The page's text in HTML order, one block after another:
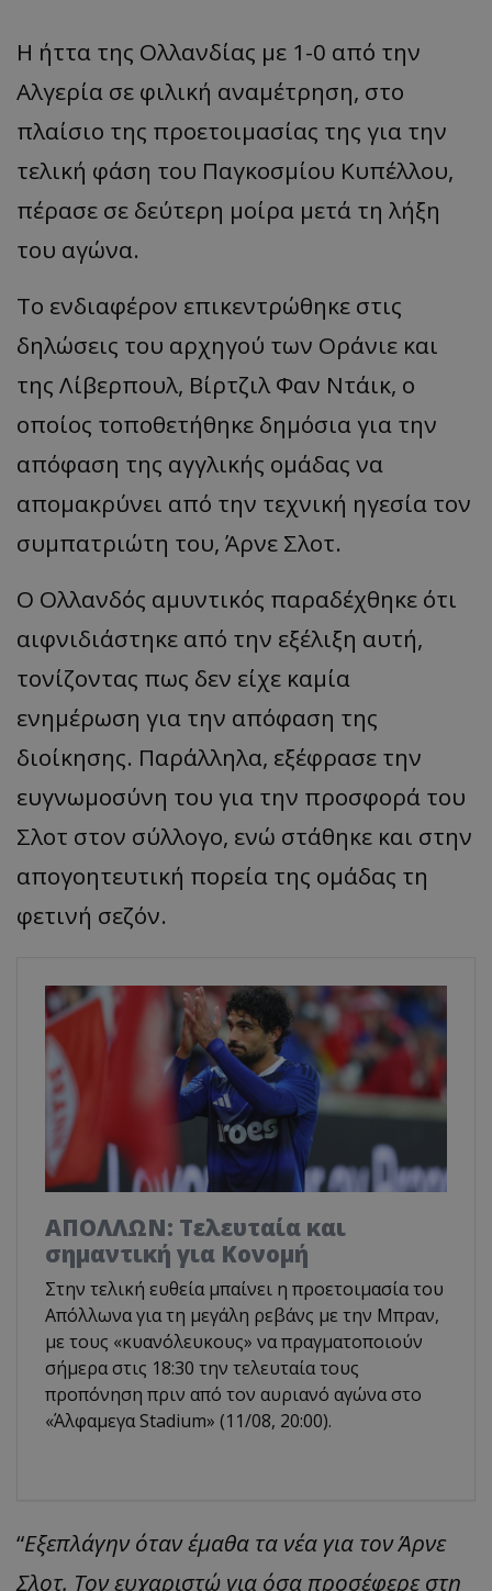
Η ήττα της Ολλανδίας με 1-0 από την
Αλγερία σε φιλική αναμέτρηση, στο
πλαίσιο της προετοιμασίας της για την
τελική φάση του Παγκοσμίου Κυπέλλου,
πέρασε σε δεύτερη μοίρα μετά τη λήξη
του αγώνα.
Το ενδιαφέρον επικεντρώθηκε στις
δηλώσεις του αρχηγού των Οράνιε και
της Λίβερπουλ, Βίρτζιλ Φαν Ντάικ, ο
οποίος τοποθετήθηκε δημόσια για την
απόφαση της αγγλικής ομάδας να
απομακρύνει από την τεχνική ηγεσία τον
συμπατριώτη του, Άρνε Σλοτ.
Ο Ολλανδός αμυντικός παραδέχθηκε ότι
αιφνιδιάστηκε από την εξέλιξη αυτή,
τονίζοντας πως δεν είχε καμία
ενημέρωση για την απόφαση της
διοίκησης. Παράλληλα, εξέφρασε την
ευγνωμοσύνη του για την προσφορά του
Σλοτ στον σύλλογο, ενώ στάθηκε και στην
απογοητευτική πορεία της ομάδας τη
φετινή σεζόν.
ΑΠΟΛΛΩΝ: Τελευταία και
σημαντική για Κονομή
Στην τελική ευθεία μπαίνει η προετοιμασία του
Απόλλωνα για τη μεγάλη ρεβάνς με την Μπραν,
με τους «κυανόλευκους» να πραγματοποιούν
σήμερα στις 18:30 την τελευταία τους
προπόνηση πριν από τον αυριανό αγώνα στο
«Άλφαμεγα Stadium» (11/08, 20:00).
“Εξεπλάγην όταν έμαθα τα νέα για τον Άρνε
Σλοτ. Τον ευχαριστώ για όσα προσέφερε στη